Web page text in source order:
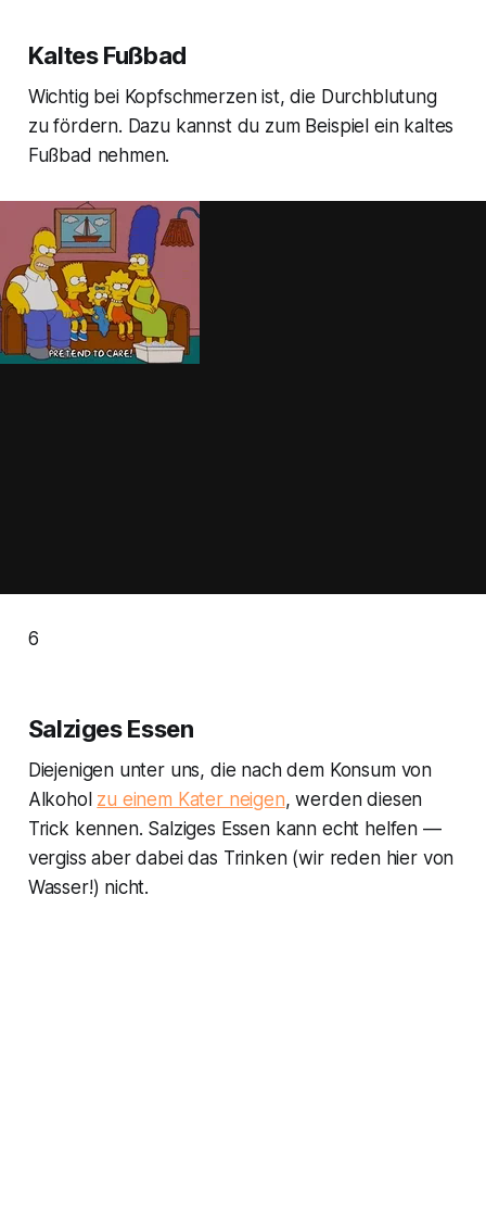
Kaltes Fußbad
Wichtig bei Kopfschmerzen ist, die Durchblutung
zu fördern. Dazu kannst du zum Beispiel ein kaltes
Fußbad nehmen.
6
Salziges Essen
Diejenigen unter uns, die nach dem Konsum von
Alkohol zu einem Kater neigen, werden diesen
Trick kennen. Salziges Essen kann echt helfen —
vergiss aber dabei das Trinken (wir reden hier von
Wasser!) nicht.